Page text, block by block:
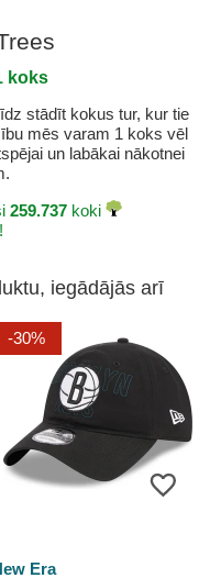
koks
stādīt kokus tur, kur tie
mēs varam 1 koks vēl
un labākai nākotnei
259.737 koki
iegādājās arī
-30%
Era